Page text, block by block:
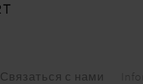
Связаться с нами